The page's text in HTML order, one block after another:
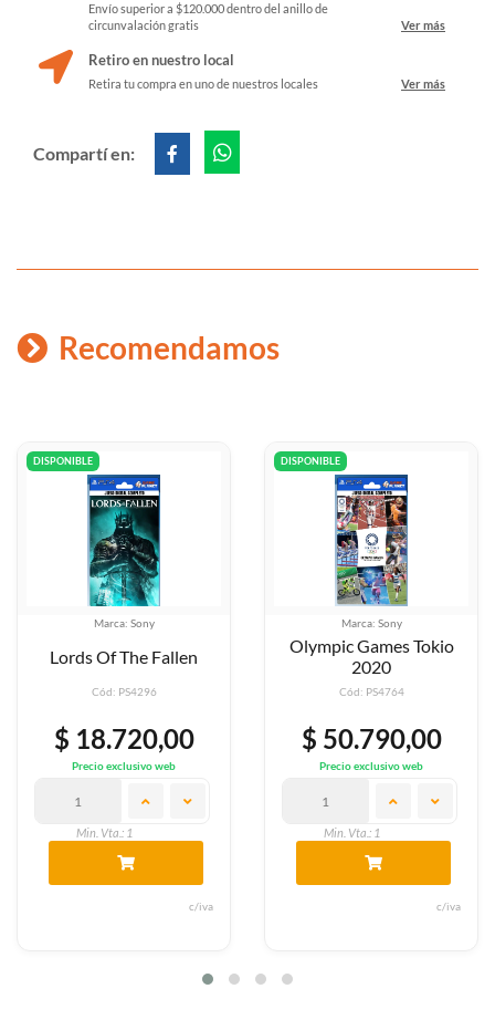
Envío superior a $120.000 dentro del anillo de
circunvalación gratis
Ver más
Retiro en nuestro local
Retira tu compra en uno de nuestros locales Ver más
Compartí en:
Recomendamos
DISPONIBLE
Marca: Sony
2020
Cód: PS4764
$ 50.790,00
Precio exclusivo web
Min. Vta.: 1
DISPONIBLE
Marca: Sony
Mx Atv Legends
Cód: PS4916
$ 50.790,00
Precio exclusivo web
Min. Vta.: 1